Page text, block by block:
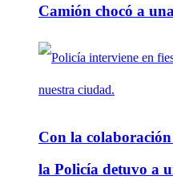
Camión chocó a
Con la
la Policía detuvo a